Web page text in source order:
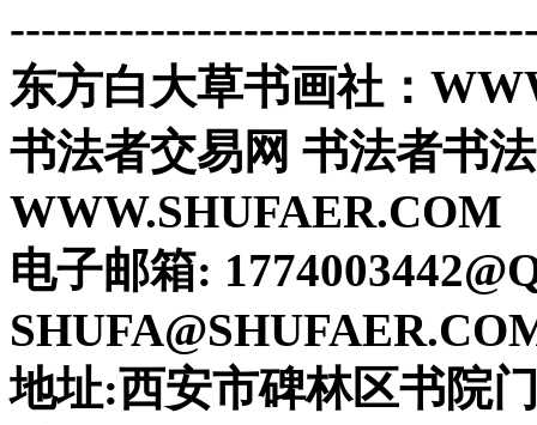
东方白大草书画社：
书法者交易网 书法者书
WWW.SHUFAER.COM
电子邮箱:
地址:西安市碑林区书院